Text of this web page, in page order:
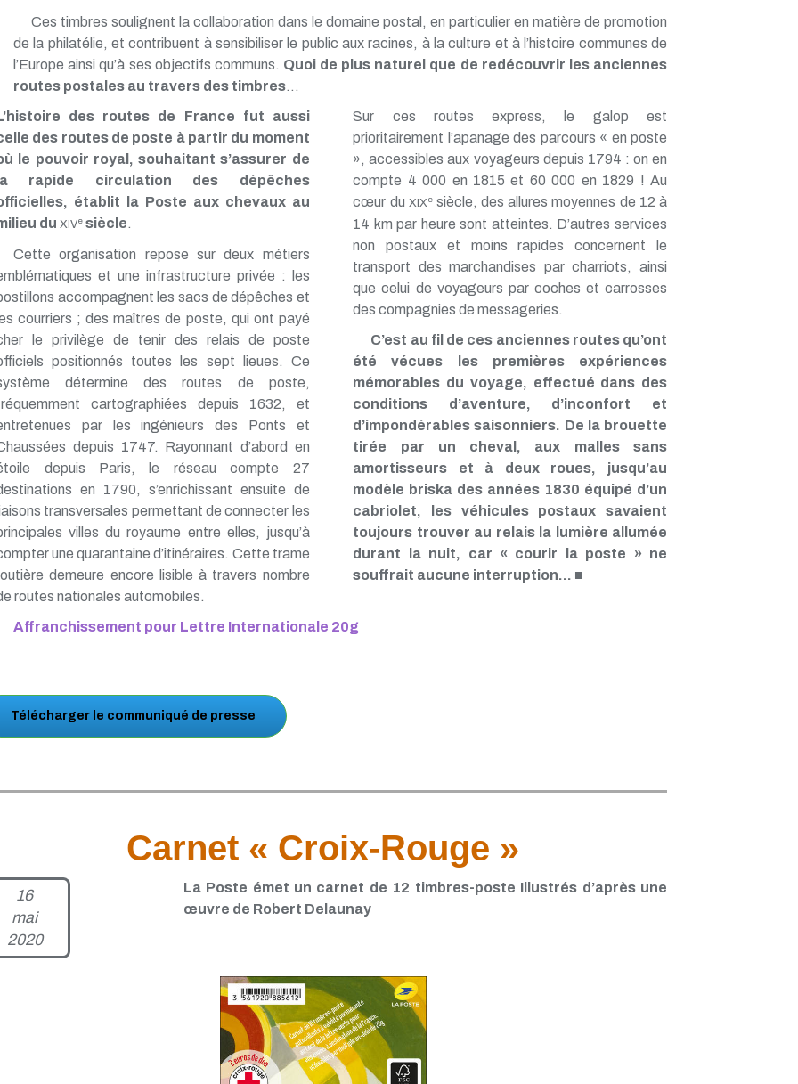
Ces timbres soulignent la collaboration dans le domaine postal, en particulier en matière de promotion
de la philatélie, et contribuent à sensibiliser le public aux racines, à la culture et à l’histoire communes de
l’Europe ainsi qu’à ses objectifs communs. Quoi de plus naturel que de redécouvrir les anciennes
routes postales au travers des timbres…
des routes de France fut aussi
des routes de poste à partir du moment
le pouvoir royal, souhaitant s’assurer de
la rapide circulation des dépêches
établit la Poste aux chevaux au
duXIVe siècle.
Cette organisation repose sur deux métiers
et une infrastructure privée : les
accompagnent les sacs de dépêches et
courriers ; des maîtres de poste, qui ont payé
le privilège de tenir des relais de poste
positionnés toutes les sept lieues. Ce
détermine des routes de poste,
cartographiées depuis 1632, et
par les ingénieurs des Ponts et
depuis 1747. Rayonnant d’abord en
depuis Paris, le réseau compte 27
en 1790, s’enrichissant ensuite de
transversales permettant de connecter les
villes du royaume entre elles, jusqu’à
une quarantaine d’itinéraires. Cette trame
demeure encore lisible à travers nombre
routes nationales automobiles.
Sur ces routes express, le galop est
prioritairement l’apanage des parcours « en poste
», accessibles aux voyageurs depuis 1794 : on en
compte 4 000 en 1815 et 60 000 en 1829 ! Au
cœur du XIX esiècle, des allures moyennes de 12 à
14 km par heure sont atteintes. D’autres services
non postaux et moins rapides concernent le
transport des marchandises par charriots, ainsi
que celui de voyageurs par coches et carrosses
des compagnies de messageries.
C’est au fil de ces anciennes routes qu’ont
été vécues les premières expériences
mémorables du voyage, effectué dans des
conditions d’aventure, d’inconfort et
d’impondérables saisonniers. De la brouette
tirée par un cheval, aux malles sans
amortisseurs et à deux roues, jusqu’au
modèle briska des années 1830 équipé d’un
cabriolet, les véhicules postaux savaient
toujours trouver au relais la lumière allumée
durant la nuit, car « courir la poste » ne
souffrait aucune interruption… ■
Affranchissement pour Lettre Internationale 20g
Télécharger le communiqué de presse
Carnet « Croix-Rouge »
16
mai
2020
La Poste émet un carnet de 12 timbres-poste Illustrés d’après une
œuvre de Robert Delaunay